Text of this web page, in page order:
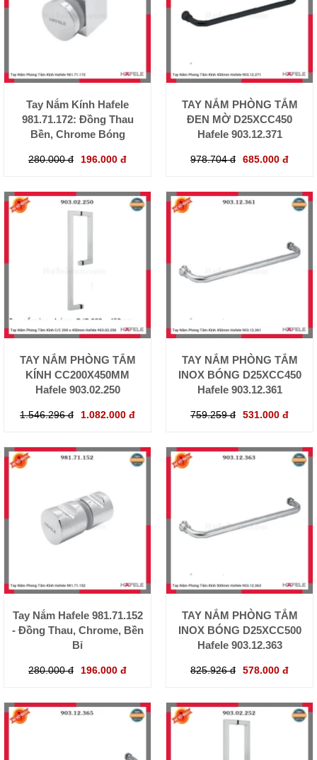
Tay Nắm Kính Hafele
981.71.172: Đồng Thau
Bền, Chrome Bóng
280.000 đ 196.000 đ
TAY NẮM PHÒNG TẮM
ĐEN MỜ D25XCC450
Hafele 903.12.371
978.704 đ 685.000 đ
TAY NẮM PHÒNG TẮM
KÍNH CC200X450MM
Hafele 903.02.250
1.546.296 đ 1.082.000 đ
TAY NẮM PHÒNG TẮM
INOX BÓNG D25XCC450
Hafele 903.12.361
759.259 đ 531.000 đ
Tay Nắm Hafele 981.71.152
- Đồng Thau, Chrome, Bền
Bỉ
280.000 đ 196.000 đ
TAY NẮM PHÒNG TẮM
INOX BÓNG D25XCC500
Hafele 903.12.363
825.926 đ 578.000 đ